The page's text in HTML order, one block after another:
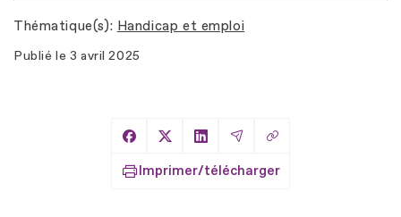
Thématique(s) Handicap et emploi
Publié le 3 avril 2025
Partager sur Facebook
Partager sur X
Partager sur LinkedIn
Partager par Email
Copier le lien
Imprimer/télécharger